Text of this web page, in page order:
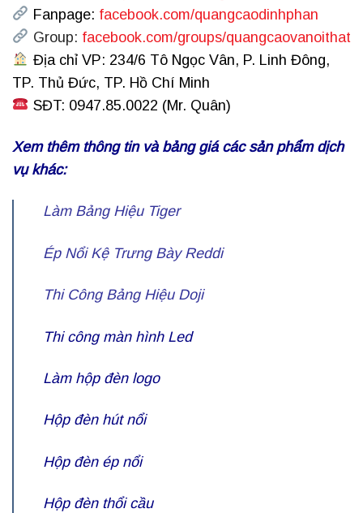
Fanpage: facebook.com/quangcaodinhphan
Group: facebook.com/groups/quangcaovanoithat
Địa chỉ VP: 234/6 Tô Ngọc Vân, P. Linh Đông,
TP. Thủ Đức, TP. Hồ Chí Minh
SĐT: 0947.85.0022 (Mr. Quân)
Xem thêm thông tin và bảng giá các sản phẩm dịch
vụ khác:
Làm Bảng Hiệu Tiger
Ép Nổi Kệ Trưng Bày Reddi
Thi Công Bảng Hiệu Doji
Thi công màn hình Led
Làm hộp đèn logo
Hộp đèn hút nổi
Hộp đèn ép nổi
Hộp đèn thổi cầu